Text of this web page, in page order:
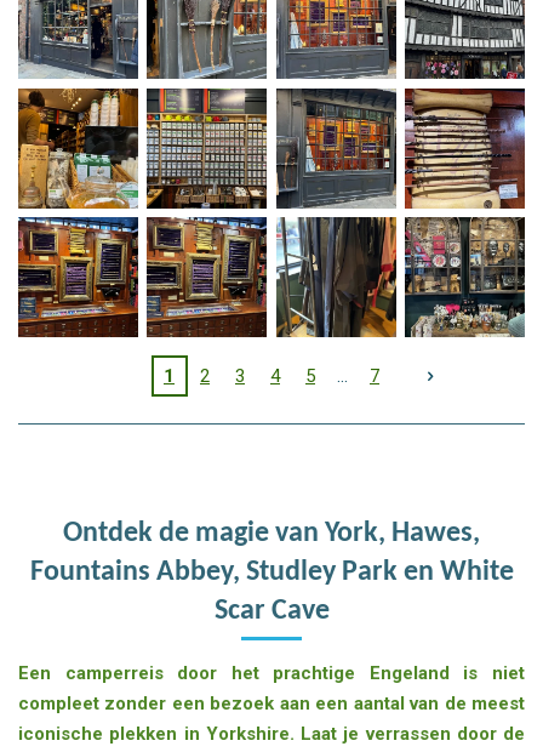
1 2 3 4 5 7
Ontdek de magie van York, Hawes,
Fountains Abbey, Studley Park en White
Scar Cave
Een camperreis door het prachtige Engeland is niet
compleet zonder een bezoek aan een aantal van de meest
iconische plekken in Yorkshire. Laat je verrassen door de